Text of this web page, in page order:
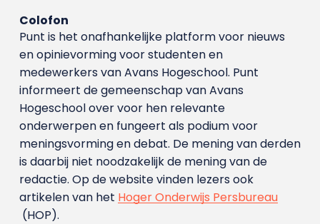
Colofon
Punt is het onafhankelijke platform voor nieuws
en opinievorming voor studenten en
medewerkers van Avans Hoge­school. Punt
informeert de gemeenschap van Avans
Hogeschool over voor hen relevante
onderwerpen en fungeert als podium voor
meningsvorming en debat. De mening van derden
is daarbij niet noodzakelijk de mening van de
redactie. Op de website vinden lezers ook
artikelen van het Hoger Onderwijs Persbureau
(HOP).